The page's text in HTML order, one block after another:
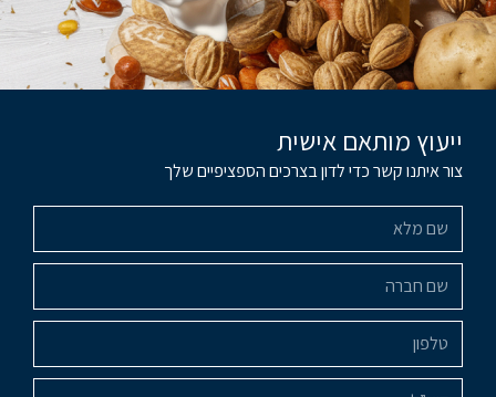
ייעוץ מותאם אישית
צור איתנו קשר כדי לדון בצרכים הספציפיים שלך